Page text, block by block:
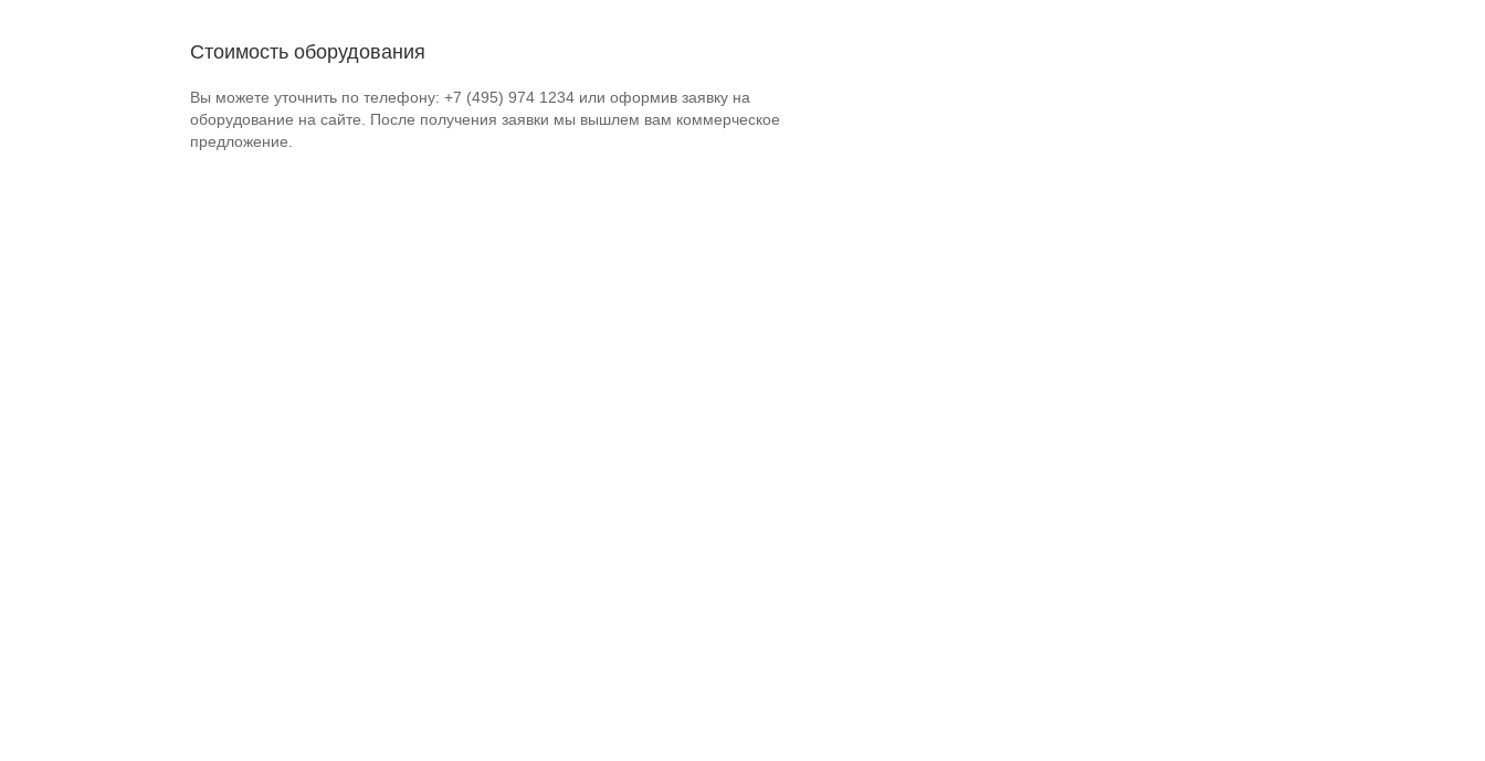
Стоимость оборудования
Вы можете уточнить по телефону: +7 (495) 974 1234 или оформив заявку на
оборудование на сайте. После получения заявки мы вышлем вам коммерческое
предложение.